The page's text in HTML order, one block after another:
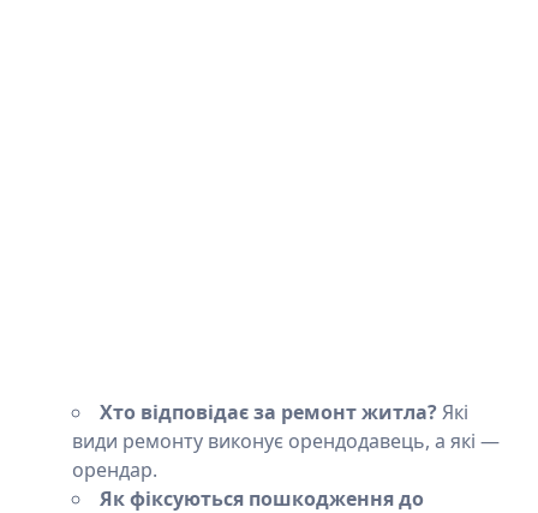
Хто відповідає за ремонт житла?Які
види ремонту виконує орендодавець, а які —
орендар.
Як фіксуються пошкодження до